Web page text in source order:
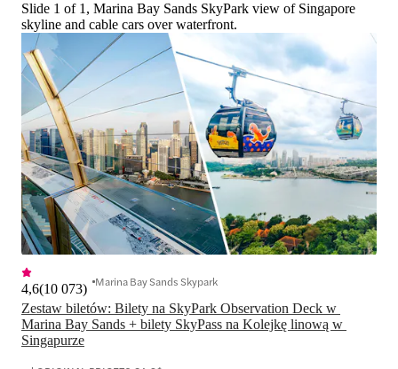
Slide 1 of 1, Marina Bay Sands SkyPark view of Singapore
skyline and cable cars over waterfront.
Zestaw biletów: Bilety na SkyPark Observation Deck w
Marina Bay Sands + bilety SkyPass na Kolejkę linową w
Singapurze
4,6(10 073) Marina Bay Sands Skypark